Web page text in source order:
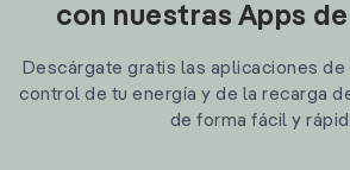
con nuestras Apps
Descárgate gratis las aplicaciones
control de tu energía y de la recarga
de forma fácil y